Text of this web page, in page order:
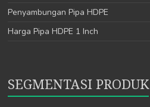
Penyambungan Pipa HDPE
Harga Pipa HDPE 1 Inch
SEGMENTASI PRODUK